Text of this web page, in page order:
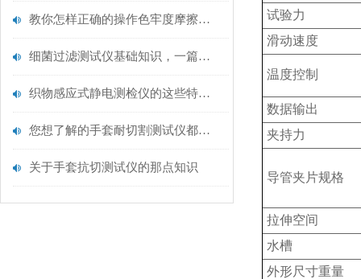
教你怎样正确的操作色牢度摩擦测试机
细菌过滤测试仪基础知识，一篇搞定
织物感应式静电测检仪的这些特点很少有人都知道
您想了解的手套耐切割测试仪都在这里了
关于手套抗切测试仪的那点知识
试验力
滑动速度
温度控制
数据输出
夹持力
导管夹片规格
拉伸空间
水槽
外形尺寸重量